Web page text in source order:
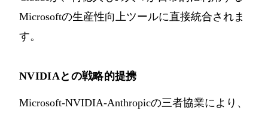
Microsoftの生産性向上ツールに直接統合されま
す。
NVIDIAとの戦略的提携
Microsoft-NVIDIA-Anthropicの三者協業により、